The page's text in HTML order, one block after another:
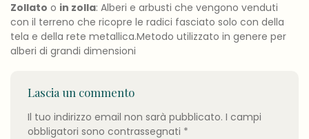
Zollato o in zolla: Alberi e arbusti che vengono venduti
con il terreno che ricopre le radici fasciato solo con della
tela e della rete metallica.Metodo utilizzato in genere per
alberi di grandi dimensioni
Lascia un commento
Il tuo indirizzo email non sarà pubblicato. I campi
obbligatori sono contrassegnati *